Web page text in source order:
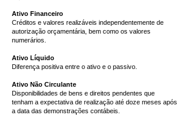
Ativo Financeiro
Créditos e valores realizáveis independentemente de
autorização orçamentária, bem como os valores
numerários.
Ativo Líquido
Diferença positiva entre o ativo e o passivo.
Ativo Não Circulante
Disponibilidades de bens e direitos pendentes que
tenham a expectativa de realização até doze meses após
a data das demonstrações contábeis.